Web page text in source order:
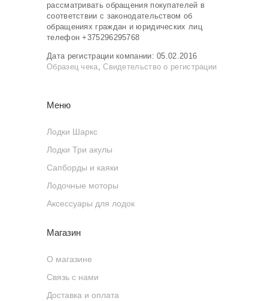
рассматривать обращения покупателей в
соответствии с законодательством об
обращениях граждан и юридических лиц
телефон +375296295768
Дата регистрации компании: 05.02.2016
Образец чека,Свидетельство о регистрации
Меню
Лодки Шаркс
Лодки Три акулы
Сапборды и каяки
Лодочные моторы
Аксессуары для лодок
Магазин
О магазине
Связь с нами
Доставка и оплата